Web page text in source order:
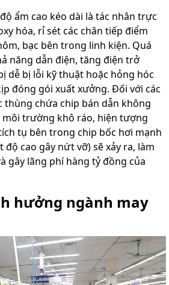
ẩm cao kéo dài là tác nhân trực
hóa, rỉ sét các chân tiếp điểm
bạc bên trong linh kiện. Quá
năng dẫn điện, tăng điện trở
dễ bị lỗi kỹ thuật hoặc hỏng hóc
đóng gói xuất xưởng. Đối với các
thùng chứa chip bán dẫn không
trường khô ráo, hiện tượng
tụ bên trong chip bốc hơi mạnh
độ cao gây nứt vỡ) sẽ xảy ra, làm
gây lãng phí hàng tỷ đồng của
hưởng ngành may